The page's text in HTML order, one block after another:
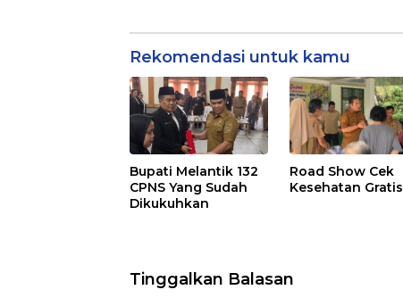
Rekomendasi untuk kamu
Bupati Melantik 132
CPNS Yang Sudah
Dikukuhkan
Road Show Cek
Kesehatan Gratis
Tinggalkan Balasan